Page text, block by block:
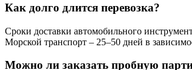
Как долго длится перевозка?
Сроки доставки автомобильного
Морской транспорт – 25–50 дней в
Можно ли заказать пробную